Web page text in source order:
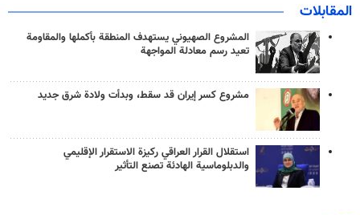
المقابلات
المشروع الصهيوني يستهدف المنطقة بأكملها والمقاومة
تعيد رسم معادلة المواجهة
مشروع كسر إيران قد سقط، وبدأت ولادة شرق جديد
استقلال القرار العراقي ركيزة الاستقرار الإقليمي
والدبلوماسية الهادئة تصنع التأثير